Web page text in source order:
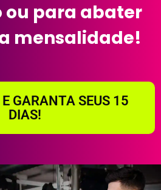
ou para abater
mensalidade!
GARANTA SEUS 15
DIAS!